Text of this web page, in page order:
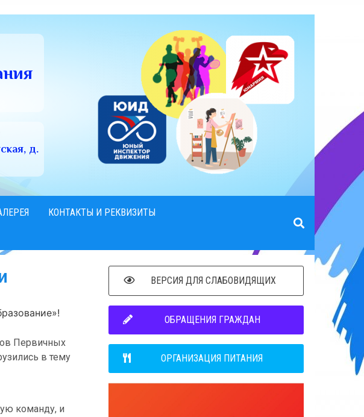
д.
КОНТАКТЫ И РЕКВИЗИТЫ
Первичных
в тему
команду, и
ВЕРСИЯ ДЛЯ СЛАБОВИДЯЩИХ
ОБРАЩЕНИЯ ГРАЖДАН
ОРГАНИЗАЦИЯ ПИТАНИЯ